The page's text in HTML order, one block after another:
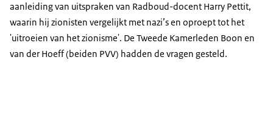
aanleiding van uitspraken van Radboud-docent Harry Pettit,
waarin hij zionisten vergelijkt met nazi’s en oproept tot het
'uitroeien van het zionisme'. De Tweede Kamerleden Boon en
van der Hoeff (beiden PVV) hadden de vragen gesteld.